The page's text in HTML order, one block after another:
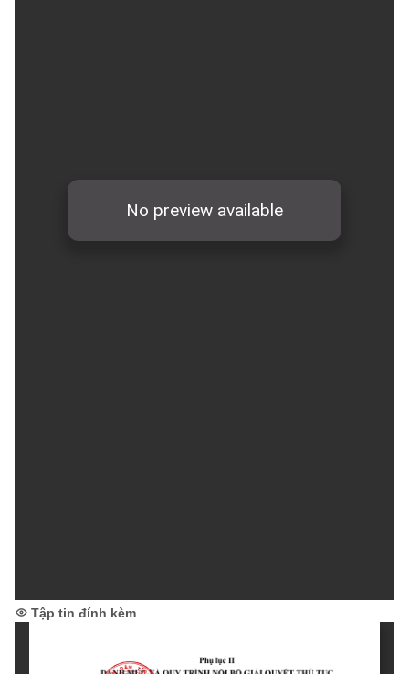
Tập tin đính kèm